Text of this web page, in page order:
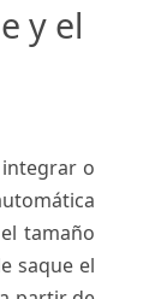
y el
o
tamaño
saque el